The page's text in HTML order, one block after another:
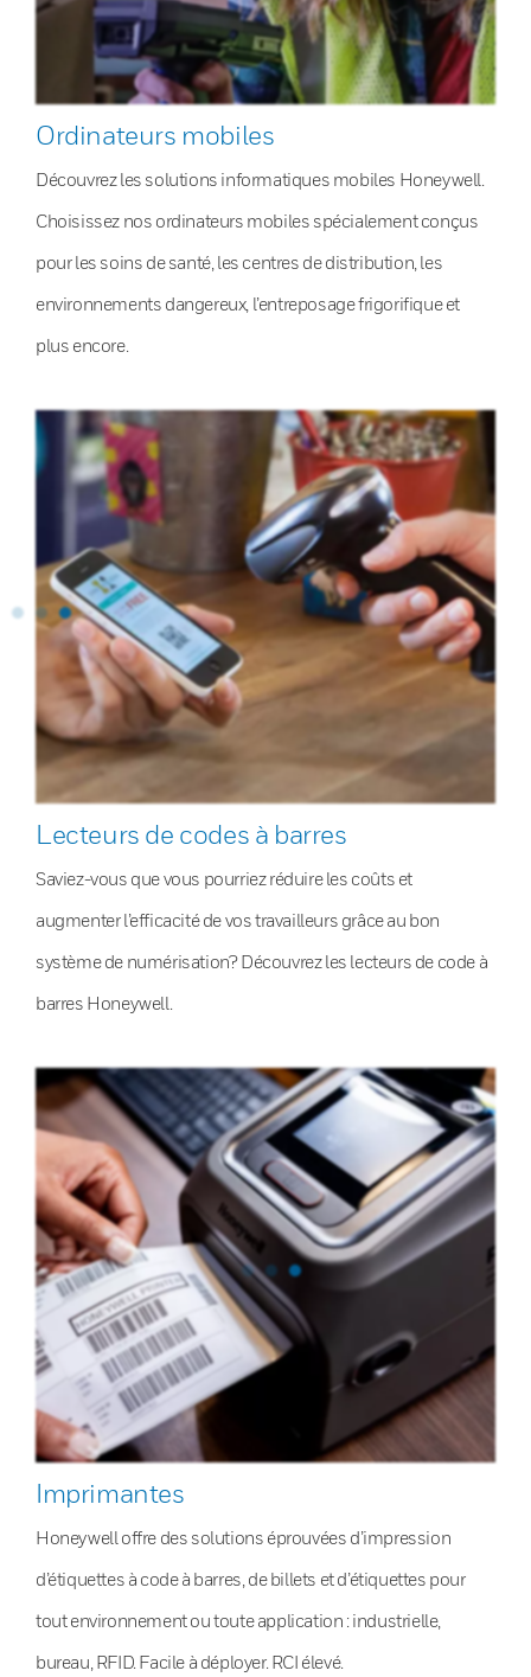
Ordinateurs mobiles
Découvrez les solutions informatiques mobiles Honeywell.
Choisissez nos ordinateurs mobiles spécialement conçus
pour les soins de santé, les centres de distribution, les
environnements dangereux, l’entreposage frigorifique et
plus encore.
Lecteurs de codes à barres
Saviez-vous que vous pourriez réduire les coûts et
augmenter l’efficacité de vos travailleurs grâce au bon
système de numérisation? Découvrez les lecteurs de code à
barres Honeywell.
Imprimantes
Honeywell offre des solutions éprouvées d’impression
d’étiquettes à code à barres, de billets et d’étiquettes pour
tout environnement ou toute application : industrielle,
bureau, RFID. Facile à déployer. RCI élevé.